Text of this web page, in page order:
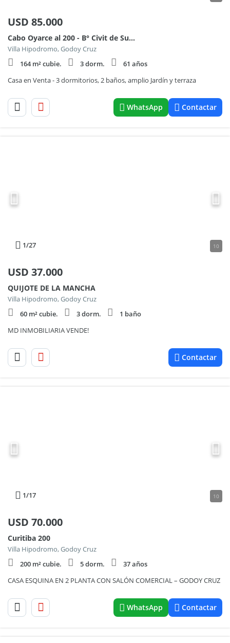
USD 85.000
Cabo Oyarce al 200 - B° Civit de Suárez - Godoy Cruz
Villa Hipodromo, Godoy Cruz
164 m² cubie.
3 dorm.
61 años
Casa en Venta - 3 dormitorios, 2 baños, amplio Jardín y terraza
WhatsApp Contactar
1/27 10
USD 37.000
QUIJOTE DE LA MANCHA
Villa Hipodromo, Godoy Cruz
60 m² cubie.
3 dorm.
1 baño
MD INMOBILIARIA VENDE!
Contactar
1/17 10
USD 70.000
Curitiba 200
Villa Hipodromo, Godoy Cruz
200 m² cubie.
5 dorm.
37 años
CASA ESQUINA EN 2 PLANTA CON SALÓN COMERCIAL – GODOY CRUZ
WhatsApp Contactar